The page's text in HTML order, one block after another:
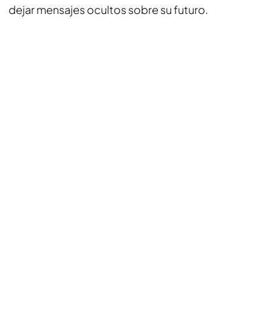
dejar mensajes ocultos sobre su futuro.